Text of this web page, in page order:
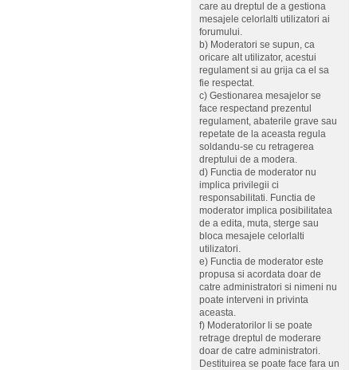
care au dreptul de a gestiona
mesajele celorlalti utilizatori ai
forumului.
b) Moderatori se supun, ca
oricare alt utilizator, acestui
regulament si au grija ca el sa
fie respectat.
c) Gestionarea mesajelor se
face respectand prezentul
regulament, abaterile grave sau
repetate de la aceasta regula
soldandu-se cu retragerea
dreptului de a modera.
d) Functia de moderator nu
implica privilegii ci
responsabilitati. Functia de
moderator implica posibilitatea
de a edita, muta, sterge sau
bloca mesajele celorlalti
utilizatori.
e) Functia de moderator este
propusa si acordata doar de
catre administratori si nimeni nu
poate interveni in privinta
aceasta.
f) Moderatorilor li se poate
retrage dreptul de moderare
doar de catre administratori.
Destituirea se poate face fara un